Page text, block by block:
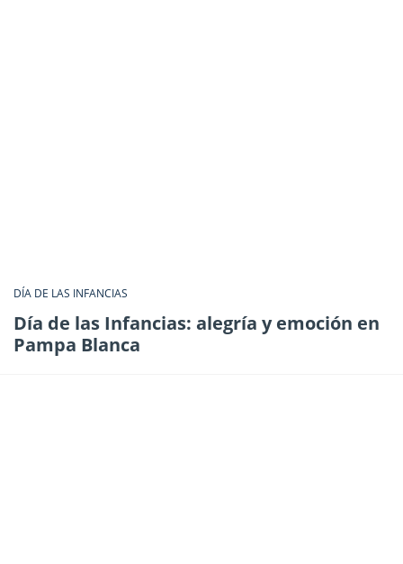
DÍA DE LAS INFANCIAS
Día de las Infancias: alegría y emoción en
Pampa Blanca